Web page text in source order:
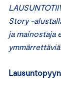
Story -
ja mainostaja
ymmärrettäviä.